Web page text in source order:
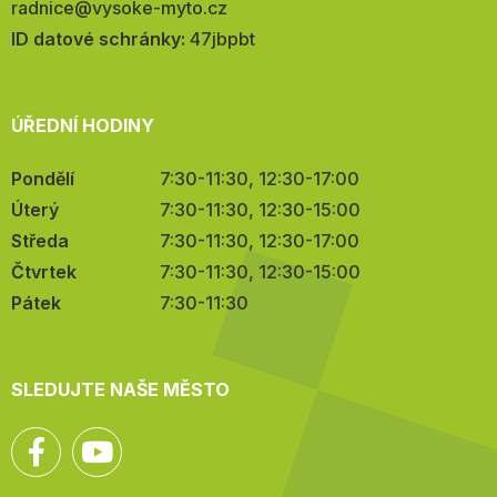
E-
mail:
radnice@vysoke-myto.cz
ID datové schránky: 47jbpbt
ÚŘEDNÍ HODINY
Pondělí
7:30-11:30, 12:30-17:00
Úterý
7:30-11:30, 12:30-15:00
Středa
7:30-11:30, 12:30-17:00
Čtvrtek
7:30-11:30, 12:30-15:00
Pátek
7:30-11:30
SLEDUJTE NAŠE MĚSTO
Facebook